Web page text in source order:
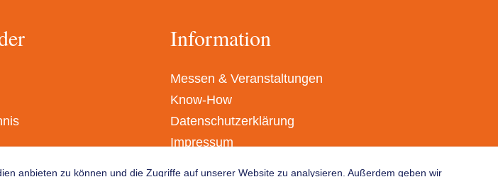
Information
Messen & Veranstaltungen
Know-How
Datenschutzerklärung
Impressum
anbieten zu können und die Zugriffe auf unserer Website zu analysieren. Außerdem geben wir